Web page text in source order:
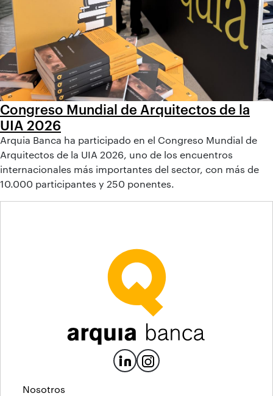
Congreso Mundial de Arquitectos de la
UIA 2026
Arquia Banca ha participado en el Congreso Mundial de
Arquitectos de la UIA 2026, uno de los encuentros
internacionales más importantes del sector, con más de
10.000 participantes y 250 ponentes.
Nosotros